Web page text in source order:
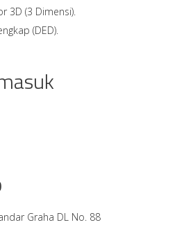
3D (3 Dimensi).
(DED).
Graha DL No. 88